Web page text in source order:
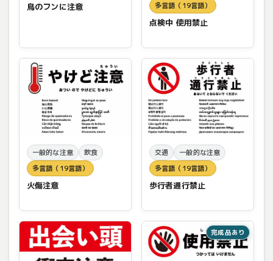
鳥のフンに注意
多言語（19言語）
点検中 使用禁止
一般的な注意
飲食
多言語（19言語）
火傷注意
交通
一般的な注意
多言語（19言語）
歩行者通行禁止
完成品あり